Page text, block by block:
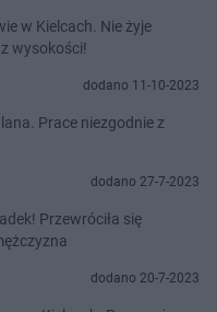
w Kielcach. Nie żyje
wysokości!
dodano 11-10-2023
Prace niezgodnie z
dodano 27-7-2023
Przewróciła się
dodano 20-7-2023